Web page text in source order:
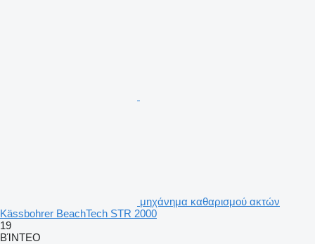
μηχάνημα καθαρισμού ακτών
Kässbohrer BeachTech STR 2000
19
ΒΊΝΤΕΟ